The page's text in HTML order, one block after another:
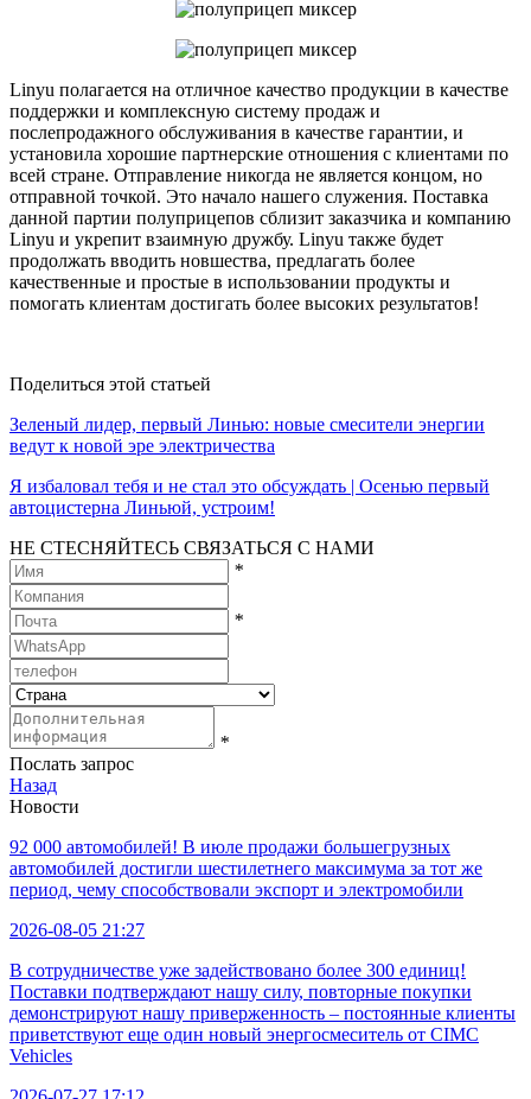
Linyu полагается на отличное качество продукции в качестве
поддержки и комплексную систему продаж и
послепродажного обслуживания в качестве гарантии, и
установила хорошие партнерские отношения с клиентами по
всей стране. Отправление никогда не является концом, но
отправной точкой. Это начало нашего служения. Поставка
данной партии полуприцепов сблизит заказчика и компанию
Linyu и укрепит взаимную дружбу. Linyu также будет
продолжать вводить новшества, предлагать более
качественные и простые в использовании продукты и
помогать клиентам достигать более высоких результатов!
Поделиться этой статьей
Зеленый лидер, первый Линью: новые смесители энергии
ведут к новой эре электричества
Я избаловал тебя и не стал это обсуждать | Осенью первый
автоцистерна Линьюй, устроим!
НЕ СТЕСНЯЙТЕСЬ СВЯЗАТЬСЯ С НАМИ
*
*
*
Послать запрос
Назад
Новости
92 000 автомобилей! В июле продажи большегрузных
автомобилей достигли шестилетнего максимума за тот же
период, чему способствовали экспорт и электромобили
2026-08-05 21:27
В сотрудничестве уже задействовано более 300 единиц!
Поставки подтверждают нашу силу, повторные покупки
демонстрируют нашу приверженность – постоянные клиенты
приветствуют еще один новый энергосмеситель от CIMC
Vehicles